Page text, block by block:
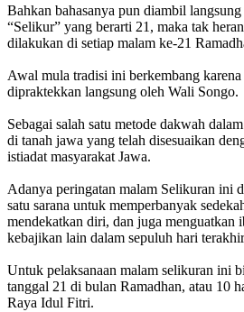
Bahkan bahasanya pun diambil
“Selikur” yang berarti 21, maka tak
dilakukan di setiap malam ke-21
Awal mula tradisi ini berkembang
dipraktekkan langsung oleh Wali Songo.
Sebagai salah satu metode dakwah
di tanah jawa yang telah disesuaikan
istiadat masyarakat Jawa.
Adanya peringatan malam Selikuran ini
satu sarana untuk memperbanyak
mendekatkan diri, dan juga menguatkan
kebajikan lain dalam sepuluh hari
Untuk pelaksanaan malam selikuran ini
tanggal 21 di bulan Ramadhan, atau 10
Raya Idul Fitri.